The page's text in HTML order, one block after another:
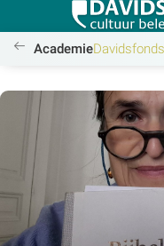
/academie/religie-
AcademieDavidsfonds
Zoeken